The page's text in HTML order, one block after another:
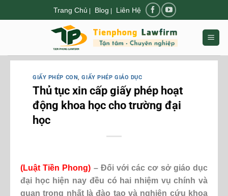
đến
Trang Chủ | Blog | Liên Hệ
GIẤY PHÉP CON,GIẤY PHÉP GIÁO DỤC
Thủ tục xin cấp giấy phép hoạt
động khoa học cho trường đại
học
(Luật Tiền Phong) – Đối với các cơ sở giáo dục
đại học hiện nay đều có hai nhiệm vụ chính và
quan trọng nhất là đào tạo và nghiên cứu khoa